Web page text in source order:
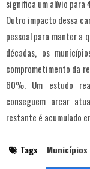
significa um alívio para
Outro impacto dessa
pessoal para manter a
décadas, os
comprometimento da
60%. Um estudo
conseguem arcar
restante é acumulado
Tags Municípios